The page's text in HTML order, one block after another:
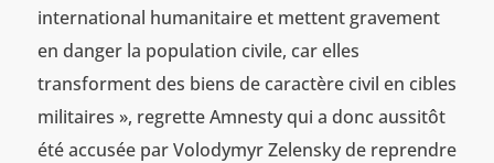
international humanitaire et mettent gravement
en danger la population civile, car elles
transforment des biens de caractère civil en cibles
militaires », regrette Amnesty qui a donc aussitôt
été accusée par Volodymyr Zelensky de reprendre